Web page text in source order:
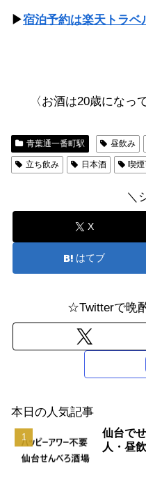
▶宿泊予約は楽天トラベ
〈お酒は20歳になっ
青葉通一番町駅 昼飲み
立ち飲み 日本酒 喫
＼
X
はてブ
☆Twitterで晩
本日の人気記事
仙台で
人・昼